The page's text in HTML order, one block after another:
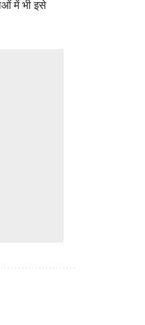
में भी इसे